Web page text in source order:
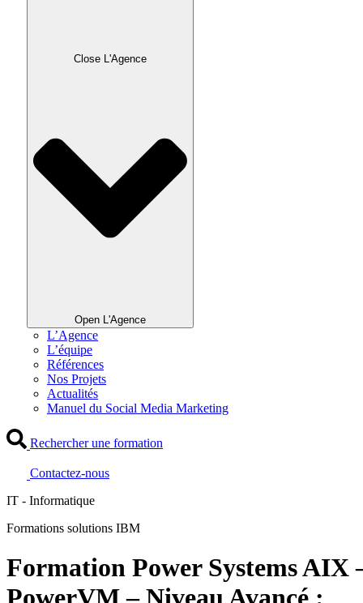
Close L'Agence
Open L'Agence
L’Agence
L’équipe
Références
Nos Projets
Actualités
Manuel du Social Media Marketing
Rechercher une formation
Contactez-nous
IT - Informatique
Formations solutions IBM
Formation Power Systems AIX